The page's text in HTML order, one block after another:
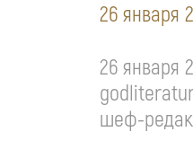
26 января
26 января
шеф-